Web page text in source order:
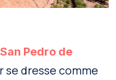
San Pedro de
se dresse comme